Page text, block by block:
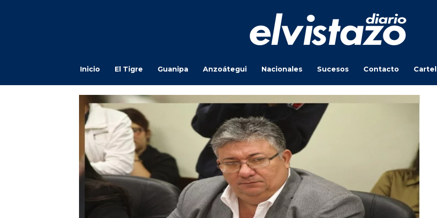
Inicio El Tigre Guanipa Anzoátegui Nacionales Sucesos Contacto